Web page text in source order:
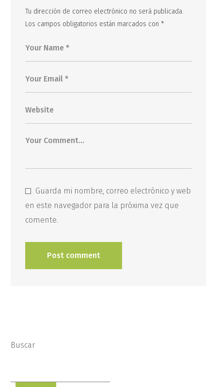
Tu dirección de correo electrónico no será publicada.
Los campos obligatorios están marcados con *
Guarda mi nombre, correo electrónico y web
en este navegador para la próxima vez que
comente.
Buscar